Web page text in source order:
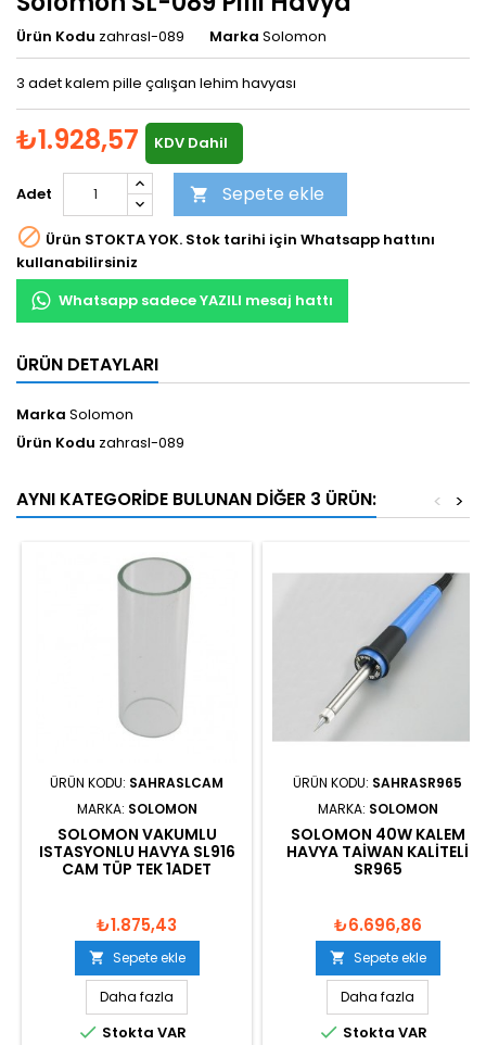
Ürün Kodu zahrasl-089 Marka Solomon
3 adet kalem pille çalışan lehim havyası
₺1.928,57 KDV Dahil
Adet  Sepete ekle
 Ürün STOKTA YOK. Stok tarihi için Whatsapp hattını
kullanabilirsiniz
Whatsapp sadece YAZILI mesaj hattı
ÜRÜN DETAYLARI
Marka Solomon
Ürün Kodu zahrasl-089
AYNI KATEGORIDE BULUNAN DIĞER 3 ÜRÜN: >
<
ÜRÜN KODU: SAHRASLCAM
MARKA: SOLOMON
SOLOMON VAKUMLU
ISTASYONLU HAVYA SL916
CAM TÜP TEK 1ADET
₺1.875,43
 Sepete ekle
Daha fazla
 Stokta VAR
ÜRÜN KODU: SAHRASR965
MARKA: SOLOMON
SOLOMON 40W KALEM
HAVYA TAIWAN KALITELI
SR965
₺6.696,86
 Sepete ekle
Daha fazla
 Stokta VAR